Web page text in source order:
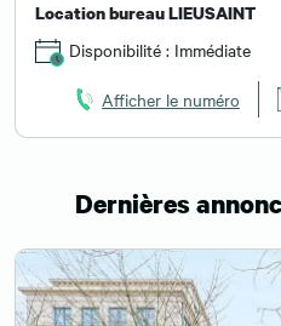
Location bureau LIEUSAINT
Disponibilité : Immédiate
Afficher le numéro
Dernières